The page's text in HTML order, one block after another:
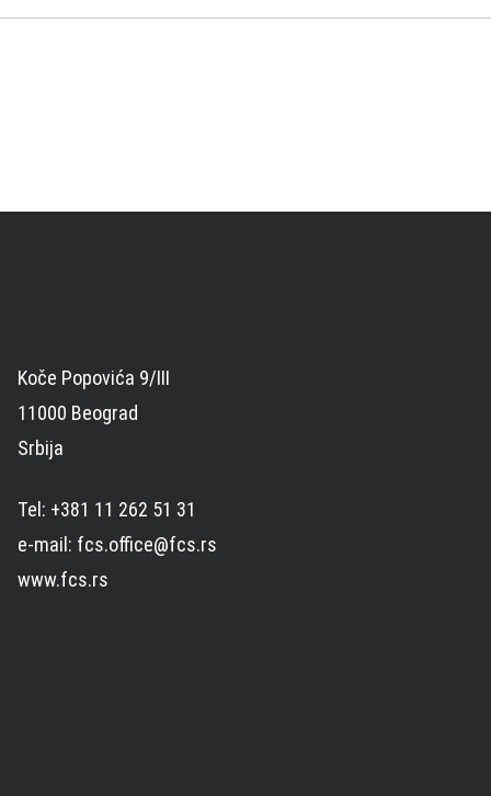
Koče Popovića 9/III
11000 Beograd
Srbija
Tel: +381 11 262 51 31
e-mail: fcs.office@fcs.rs
www.fcs.rs